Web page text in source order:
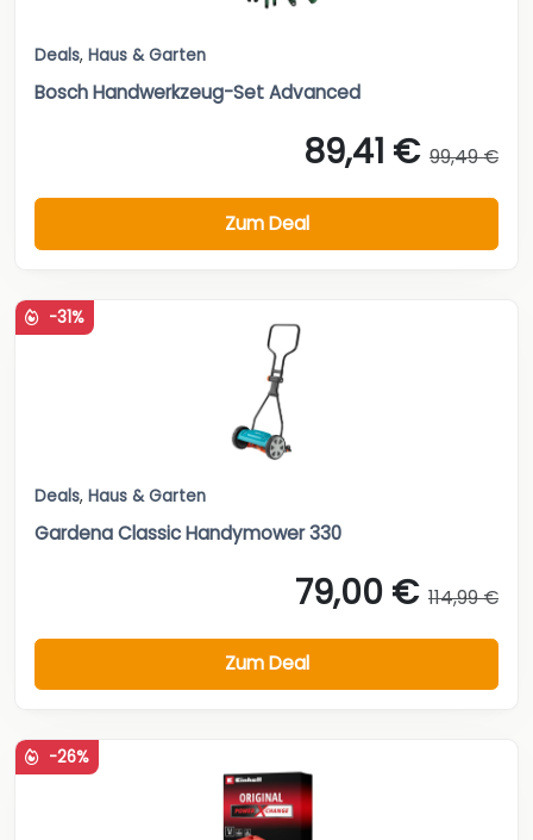
Deals, Haus & Garten
Bosch Handwerkzeug-Set Advanced
89,41 € 99,49 €
Zum Deal
-31%
Deals, Haus & Garten
Gardena Classic Handymower 330
79,00 € 114,99 €
Zum Deal
-26%